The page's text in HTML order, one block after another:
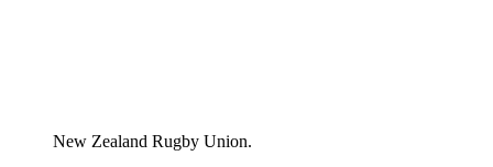
New Zealand Rugby Union.